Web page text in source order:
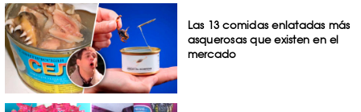
Las 13 comidas enlatadas más
asquerosas que existen en el
mercado